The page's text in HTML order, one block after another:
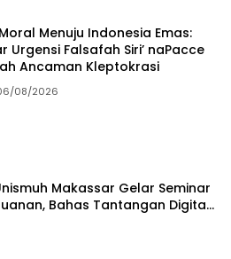
Menuju Indonesia Emas:
Urgensi Falsafah Siri’ naPacce
Ancaman Kleptokrasi
08/2026
Unismuh Makassar Gelar Seminar
Bahas Tantangan Digital
Lokal